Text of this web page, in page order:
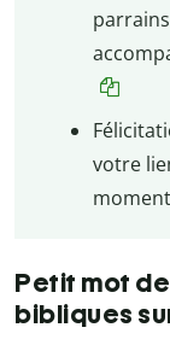
votre
Petit mot
bibliques